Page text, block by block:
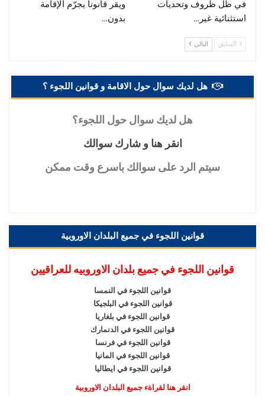
في ظل ظروف وتحديات
استثنائية غير…
ويقر قانوناً يجرّم الإقامة
بدون…
السابق التالي
هل لديك سوال حول الاقامة و قوانين اللجوء ؟
هل لديك سوال حول اللجوء؟
انقر هنا و شارك سوالك
سيتم الرد على سوالك باسرع وقت ممكن
قوانين اللجوء في جميع البلدان الاوروبية
قوانين اللجوء في جميع بلدان الاوروبيه للعراقيين
قوانين اللجوء في النمسا
قوانين اللجوء في البلجيكا
قوانين اللجوء في بلغاريا
قوانين اللجوء في الدنمارك
قوانين اللجوء في فرنسا
قوانين اللجوء في المانيا
قوانين اللجوء في ايطاليا
انقر هنا لقراةء جميع البلدان الاوروبية